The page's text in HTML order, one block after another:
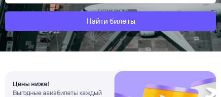
Найти билеты
Цены ниже!
Выгодные авиабилеты каждый